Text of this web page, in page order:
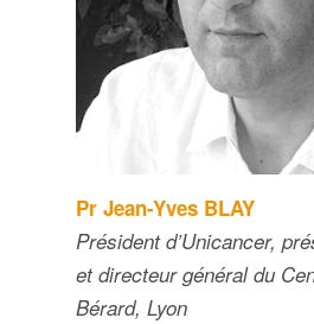
Pr Jean-Yves BLAY
Président d’Unicancer,
et directeur général du
Bérard, Lyon